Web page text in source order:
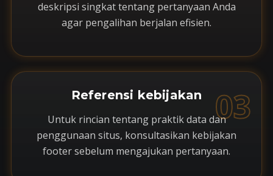
deskripsi singkat tentang pertanyaan Anda
agar pengalihan berjalan efisien.
03
Referensi kebijakan
Untuk rincian tentang praktik data dan
penggunaan situs, konsultasikan kebijakan
footer sebelum mengajukan pertanyaan.